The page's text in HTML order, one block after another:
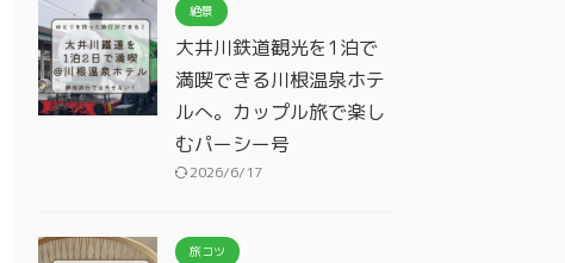
絶景
大井川鉄道観光を1泊で
満喫できる川根温泉ホテ
ルへ。カップル旅で楽し
むパーシー号
2026/6/17
旅コツ